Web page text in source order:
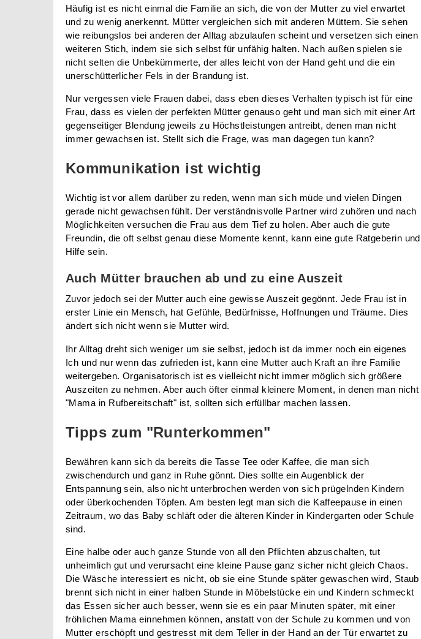
Häufig ist es nicht einmal die Familie an sich, die von der Mutter zu viel erwartet
und zu wenig anerkennt. Mütter vergleichen sich mit anderen Müttern. Sie sehen
wie reibungslos bei anderen der Alltag abzulaufen scheint und versetzen sich einen
weiteren Stich, indem sie sich selbst für unfähig halten. Nach außen spielen sie
nicht selten die Unbekümmerte, der alles leicht von der Hand geht und die ein
unerschütterlicher Fels in der Brandung ist.
Nur vergessen viele Frauen dabei, dass eben dieses Verhalten typisch ist für eine
Frau, dass es vielen der perfekten Mütter genauso geht und man sich mit einer Art
gegenseitiger Blendung jeweils zu Höchstleistungen antreibt, denen man nicht
immer gewachsen ist. Stellt sich die Frage, was man dagegen tun kann?
Kommunikation ist wichtig
Wichtig ist vor allem darüber zu reden, wenn man sich müde und vielen Dingen
gerade nicht gewachsen fühlt. Der verständnisvolle Partner wird zuhören und nach
Möglichkeiten versuchen die Frau aus dem Tief zu holen. Aber auch die gute
Freundin, die oft selbst genau diese Momente kennt, kann eine gute Ratgeberin und
Hilfe sein.
Auch Mütter brauchen ab und zu eine Auszeit
Zuvor jedoch sei der Mutter auch eine gewisse Auszeit gegönnt. Jede Frau ist in
erster Linie ein Mensch, hat Gefühle, Bedürfnisse, Hoffnungen und Träume. Dies
ändert sich nicht wenn sie Mutter wird.
Ihr Alltag dreht sich weniger um sie selbst, jedoch ist da immer noch ein eigenes
Ich und nur wenn das zufrieden ist, kann eine Mutter auch Kraft an ihre Familie
weitergeben. Organisatorisch ist es vielleicht nicht immer möglich sich größere
Auszeiten zu nehmen. Aber auch öfter einmal kleinere Moment, in denen man nicht
"Mama in Rufbereitschaft" ist, sollten sich erfüllbar machen lassen.
Tipps zum "Runterkommen"
Bewähren kann sich da bereits die Tasse Tee oder Kaffee, die man sich
zwischendurch und ganz in Ruhe gönnt. Dies sollte ein Augenblick der
Entspannung sein, also nicht unterbrochen werden von sich prügelnden Kindern
oder überkochenden Töpfen. Am besten legt man sich die Kaffeepause in einen
Zeitraum, wo das Baby schläft oder die älteren Kinder in Kindergarten oder Schule
sind.
Eine halbe oder auch ganze Stunde von all den Pflichten abzuschalten, tut
unheimlich gut und verursacht eine kleine Pause ganz sicher nicht gleich Chaos.
Die Wäsche interessiert es nicht, ob sie eine Stunde später gewaschen wird, Staub
brennt sich nicht in einer halben Stunde in Möbelstücke ein und Kindern schmeckt
das Essen sicher auch besser, wenn sie es ein paar Minuten später, mit einer
fröhlichen Mama einnehmen können, anstatt von der Schule zu kommen und von
Mutter erschöpft und gestresst mit dem Teller in der Hand an der Tür erwartet zu